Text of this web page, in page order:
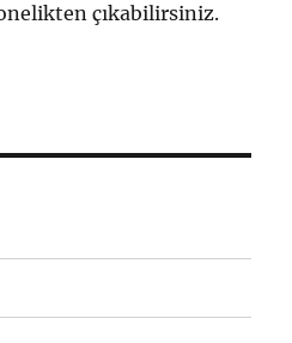
çıkabilirsiniz.